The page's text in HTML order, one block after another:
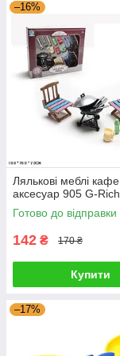
–16%
Лялькові меблі кафе,
аксесуар 905 G-Rich
Готово до відправки
142 ₴ 170 ₴
Купити
–17%